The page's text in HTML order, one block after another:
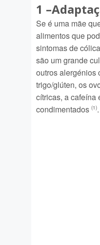
1 –
Se é uma mãe
alimentos que
sintomas de
são um grande
outros alergénios
trigo/glúten, os
cítricas, a cafeína
condimentados (1).